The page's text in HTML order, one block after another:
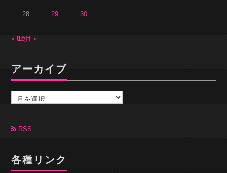
28 29 30
« 8月
10月 »
アーカイブ
カ
ブ RSS
各種リンク